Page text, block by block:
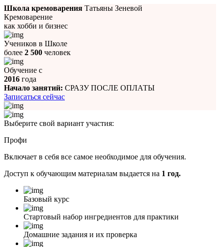
Школа кремоварения Татьяны Зеневой
Кремоварение
как хобби и бизнес
Учеников в Школе
более 2 500 человек
Обучение с
2016 года
Начало занятий: СРАЗУ ПОСЛЕ ОПЛАТЫ
Записаться сейчас
Выберите свой вариант участия:
Профи
Включает в себя все самое необходимое для обучения.
Доступ к обучающим материалам выдается на 1 год.
Базовый курс
Стартовый набор ингредиентов для практики
Домашние задания и их проверка